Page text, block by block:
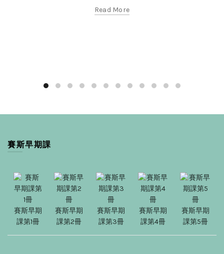
Read More
賽斯早期課
賽斯早期
課第1冊
賽斯早期
課第2冊
賽斯早期
課第3冊
賽斯早期
課第4冊
賽斯早期
課第5冊